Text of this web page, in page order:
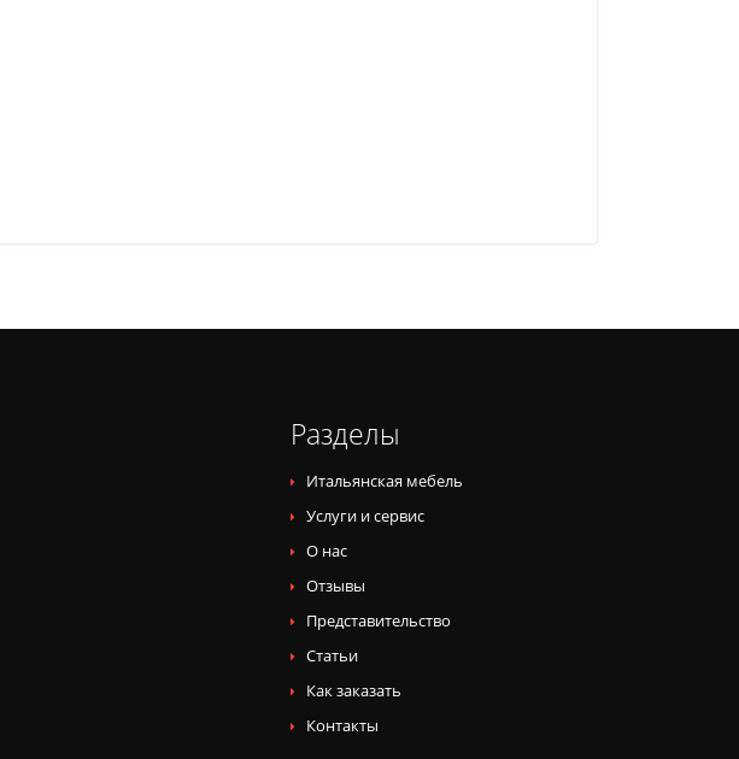
Разделы
Итальянская мебель
Услуги и сервис
О нас
Отзывы
Представительство
Статьи
Как заказать
Контакты